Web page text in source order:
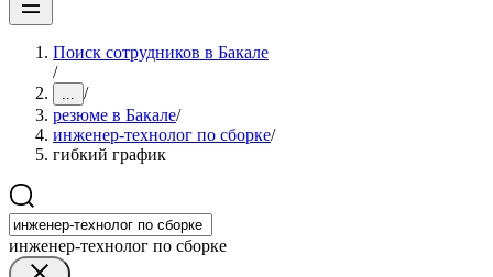
Поиск сотрудников в Бакале
/
... /
резюме в Бакале/
инженер-технолог по сборке/
гибкий график
инженер-технолог по сборке